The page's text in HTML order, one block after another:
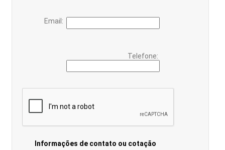
Email:
Telefone:
Informações de contato ou cotação